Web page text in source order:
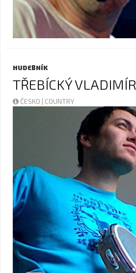
HUDEBNÍK
TŘEBÍCKÝ VLADIMÍR
ČESKO | COUNTRY